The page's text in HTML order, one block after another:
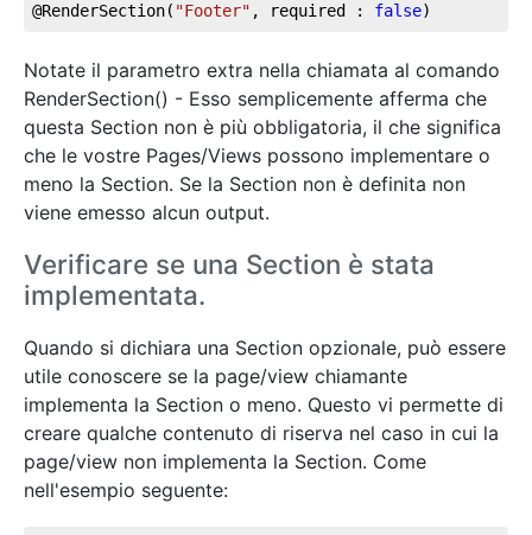
@RenderSection( "Footer" , required : false)
Notate il parametro extra nella chiamata al comando
RenderSection() - Esso semplicemente afferma che
questa Section non è più obbligatoria, il che significa
che le vostre Pages/Views possono implementare o
meno la Section. Se la Section non è definita non
viene emesso alcun output.
Verificare se una Section è stata
implementata.
Quando si dichiara una Section opzionale, può essere
utile conoscere se la page/view chiamante
implementa la Section o meno. Questo vi permette di
creare qualche contenuto di riserva nel caso in cui la
page/view non implementa la Section. Come
nell'esempio seguente: